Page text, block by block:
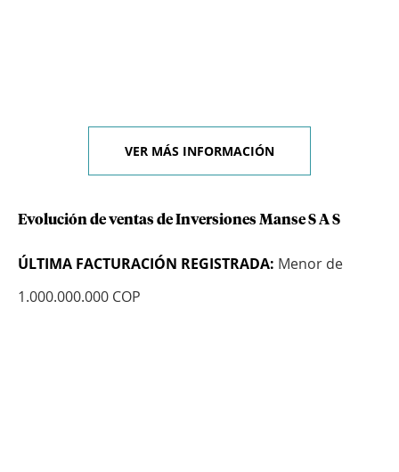
VER MÁS INFORMACIÓN
Evolución de ventas de Inversiones Manse S A S
ÚLTIMA FACTURACIÓN REGISTRADA: Menor de
1.000.000.000 COP